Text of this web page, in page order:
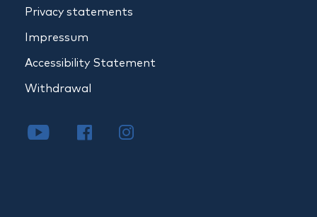
Privacy statements
Impressum
Accessibility Statement
Withdrawal